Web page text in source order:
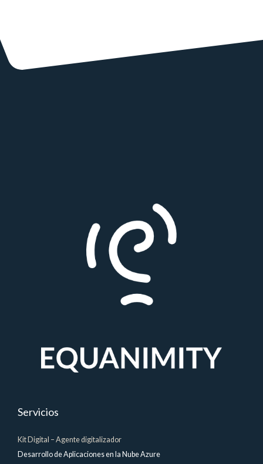
Servicios
Kit Digital – Agente digitalizador
Desarrollo de Aplicaciones en la Nube Azure